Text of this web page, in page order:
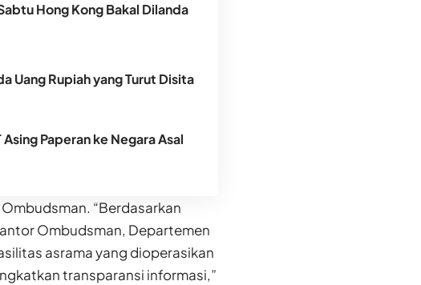
Hong Kong Bakal Dilanda
Uang Rupiah yang Turut Disita
Paperan ke Negara Asal
“Berdasarkan
Ombudsman, Departemen
asrama yang dioperasikan
transparansi informasi,”